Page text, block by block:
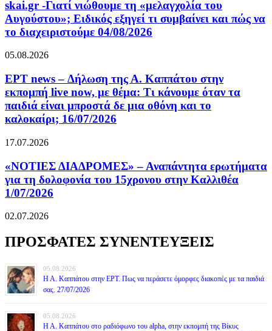
skai.gr -Γιατί νιώθουμε τη «μελαγχολία του
Αυγούστου»; Ειδικός εξηγεί τι συμβαίνει και πώς να
το διαχειριστούμε 04/08/2026
05.08.2026
ΕΡΤ news – Δήλωση της Α. Καππάτου στην
εκπομπή live now, με θέμα: Τι κάνουμε όταν τα
παιδιά είναι μπροστά δε μια οθόνη και το
καλοκαίρι; 16/07/2026
17.07.2026
«ΝΟΤΙΕΣ ΔΙΑΔΡΟΜΕΣ» – Αναπάντητα ερωτήματα
για τη δολοφονία του 15χρονου στην Καλλιθέα
1/07/2026
02.07.2026
ΠΡΟΣΦΑΤΕΣ ΣΥΝΕΝΤΕΥΞΕΙΣ
05.08.2026
Η Α. Καππάτου στην ΕΡΤ. Πως να περάσετε όμορφες διακοπές με τα παιδιά
σας. 27/07/2026
05.08.2026
Η Α. Καππάτου στο ραδιόφωνο του alpha, στην εκπομπή της Βίκυς